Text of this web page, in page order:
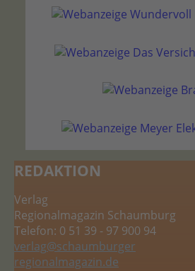
REDAKTION
Verlag
Regionalmagazin Schaumburg
Telefon: 0 51 39 - 97 900 94
verlag@schaumburger
regionalmagazin.de